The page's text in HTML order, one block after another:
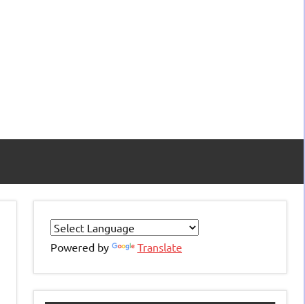
Powered by Translate